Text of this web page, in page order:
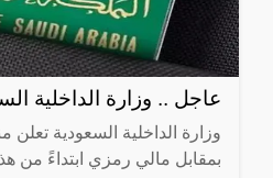
عاجل .. وزارة الداخلية
وزارة الداخلية السعودية تعلن
بمقابل مالي رمزي ابتداءً من